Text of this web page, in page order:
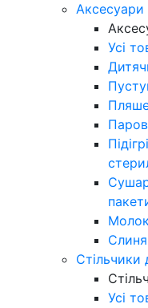
Аксесуари
Усі
Стільчики
Усі